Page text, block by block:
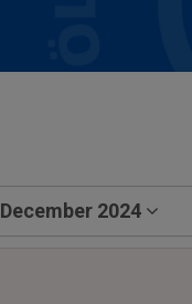
December 2024